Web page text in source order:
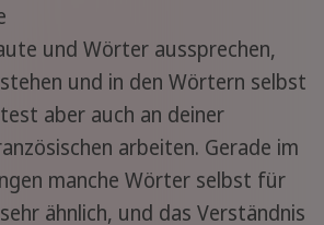
und Wörter aussprechen,
und in den Wörtern selbst
aber auch an deiner
arbeiten. Gerade im
manche Wörter selbst für
ähnlich, und das Verständnis